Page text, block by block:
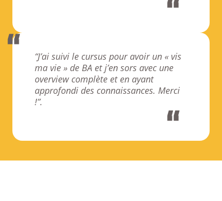
“J’ai suivi le cursus pour avoir un « vis
ma vie » de BA et j’en sors avec une
overview complète et en ayant
approfondi des connaissances. Merci
!”.